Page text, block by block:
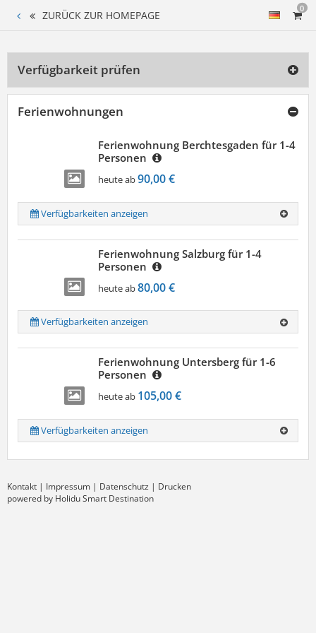
0
ZURÜCK ZUR HOMEPAGE
Verfügbarkeit prüfen
Ferienwohnungen
Ferienwohnung Berchtesgaden für 1-4
Personen
heute ab90,00 €
Verfügbarkeiten anzeigen
Ferienwohnung Salzburg für 1-4
Personen
heute ab80,00 €
Verfügbarkeiten anzeigen
Ferienwohnung Untersberg für 1-6
Personen
heute ab 105,00 €
Verfügbarkeiten anzeigen
Kontakt | Impressum | Datenschutz | Drucken
powered by Holidu Smart Destination